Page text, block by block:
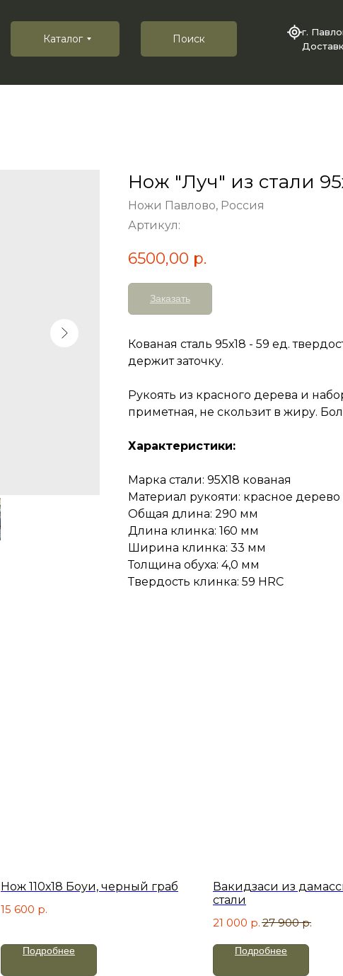
г.
Поиск
Каталог
Нож "Луч" из стали
Ножи Павлово, Россия
Артикул:
6500,00 р.
Заказать
Кованая сталь 95х18 - 59 ед.
держит заточку.
Рукоять из красного дерева и
приметная, не скользит в жиру.
Характеристики:
Марка стали: 95Х18 кованая
Материал рукояти: красное
Общая длина: 290 мм
Длина клинка: 160 мм
Ширина клинка: 33 мм
Толщина обуха: 4,0 мм
Твердость клинка: 59 HRC
Нож 110х18 Боуи, черный граб
15 600 р.
Подробнее
Вакидзаси из
стали
21 000 р. 27 900 р.
Подробнее